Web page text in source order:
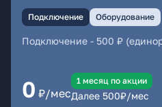
Подключение Оборудование
Подключение - 500 ₽
0 ₽/мес
1 месяц по акции
Далее 500₽/мес